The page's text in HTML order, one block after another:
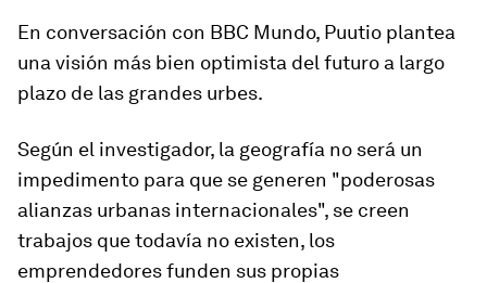
En conversación con BBC Mundo, Puutio plantea
una visión más bien optimista del futuro a largo
plazo de las grandes urbes.
Según el investigador, la geografía no será un
impedimento para que se generen "poderosas
alianzas urbanas internacionales", se creen
trabajos que todavía no existen, los
emprendedores funden sus propias